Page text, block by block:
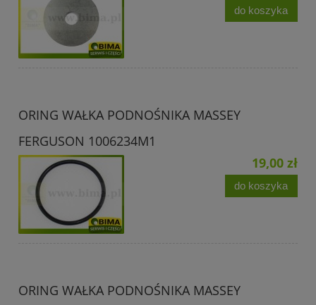
do koszyka
ORING WAŁKA PODNOŚNIKA MASSEY
FERGUSON 1006234M1
19,00 zł
do koszyka
ORING WAŁKA PODNOŚNIKA MASSEY